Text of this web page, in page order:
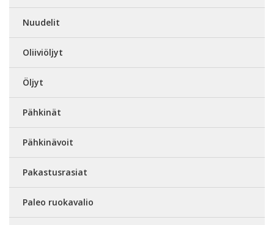
Nuudelit
Oliiviöljyt
Öljyt
Pähkinät
Pähkinävoit
Pakastusrasiat
Paleo ruokavalio